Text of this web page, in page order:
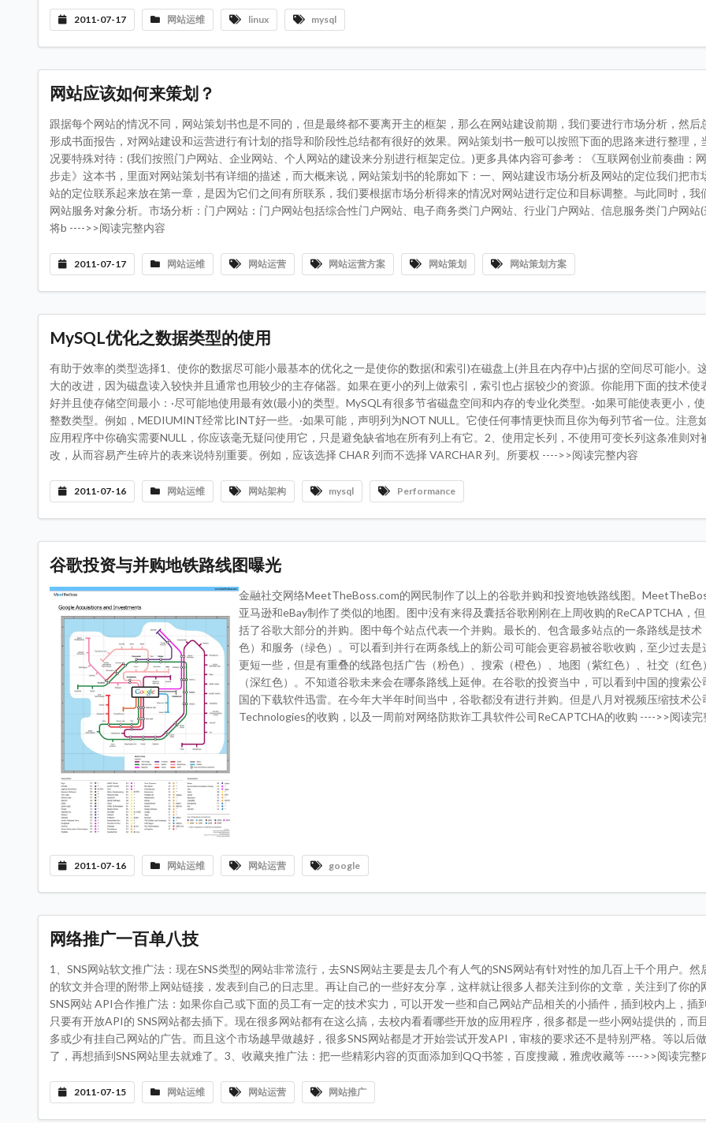
2011-07-17 网站运维 linux mysql
网站应该如何来策划？
跟据每个网站的情况不同，网站策划书也是不同的，但是最终都不要离开主的框架，那么在网站建设前期，我们要进行市场分析，然后
形成书面报告，对网站建设和运营进行有计划的指导和阶段性总结都有很好的效果。网站策划书一般可以按照下面的思路来进行整理，
况要特殊对待：(我们按照门户网站、企业网站、个人网站的建设来分别进行框架定位。)更多具体内容可参考：《互联网创业前奏曲：
步走》这本书，里面对网站策划书有详细的描述，而大概来说，网站策划书的轮廓如下：一、网站建设市场分析及网站的定位我们把市
站的定位联系起来放在第一章，是因为它们之间有所联系，我们要根据市场分析得来的情况对网站进行定位和目标调整。与此同时，我
网站服务对象分析。市场分析：门户网站：门户网站包括综合性门户网站、电子商务类门户网站、行业门户网站、信息服务类门户网站
将b ---->>阅读完整内容
2011-07-17 网站运维 网站运营 网站运营方案 网站策划 网站策划方案
MySQL优化之数据类型的使用
有助于效率的类型选择1、使你的数据尽可能小最基本的优化之一是使你的数据(和索引)在磁盘上(并且在内存中)占据的空间尽可能小。
大的改进，因为磁盘读入较快并且通常也用较少的主存储器。如果在更小的列上做索引，索引也占据较少的资源。你能用下面的技术使
好并且使存储空间最小：·尽可能地使用最有效(最小)的类型。MySQL有很多节省磁盘空间和内存的专业化类型。·如果可能使表更小，
整数类型。例如，MEDIUMINT经常比INT好一些。·如果可能，声明列为NOT NULL。它使任何事情更快而且你为每列节省一位。注意
应用程序中你确实需要NULL，你应该毫无疑问使用它，只是避免缺省地在所有列上有它。2、使用定长列，不使用可变长列这条准则对
改，从而容易产生碎片的表来说特别重要。例如，应该选择 CHAR 列而不选择 VARCHAR 列。所要权 ---->>阅读完整内容
2011-07-16 网站运维 网站架构 mysql Performance
谷歌投资与并购地铁路线图曝光
金融社交网络MeetTheBoss.com的网民制作了以上的谷歌并购和投资地铁路线图。
亚马逊和eBay制作了类似的地图。图中没有来得及囊括谷歌刚刚在上周收购的ReCAPTCHA，
括了谷歌大部分的并购。图中每个站点代表一个并购。最长的、包含最多站点的一条路线是技术
色）和服务（绿色）。可以看到并行在两条线上的新公司可能会更容易被谷歌收购，至少过去是
更短一些，但是有重叠的线路包括广告（粉色）、搜索（橙色）、地图（紫红色）、社交（红色
（深红色）。不知道谷歌未来会在哪条路线上延伸。在谷歌的投资当中，可以看到中国的搜索公
国的下载软件迅雷。在今年大半年时间当中，谷歌都没有进行并购。但是八月对视频压缩技术公
Technologies的收购，以及一周前对网络防欺诈工具软件公司ReCAPTCHA的收购 ---->>阅读完
2011-07-16 网站运维 网站运营 google
网络推广一百单八技
1、SNS网站软文推广法：现在SNS类型的网站非常流行，去SNS网站主要是去几个有人气的SNS网站有针对性的加几百上千个用户。然
的软文并合理的附带上网站链接，发表到自己的日志里。再让自己的一些好友分享，这样就让很多人都关注到你的文章，关注到了你的
SNS网站 API合作推广法：如果你自己或下面的员工有一定的技术实力，可以开发一些和自己网站产品相关的小插件，插到校内上，插
只要有开放API的 SNS网站都去插下。现在很多网站都有在这么搞，去校内看看哪些开放的应用程序，很多都是一些小网站提供的，而
多或少有挂自己网站的广告。而且这个市场越早做越好，很多SNS网站都是才开始尝试开发API，审核的要求还不是特别严格。等以后
了，再想插到SNS网站里去就难了。3、收藏夹推广法：把一些精彩内容的页面添加到QQ书签，百度搜藏，雅虎收藏等 ---->>阅读完整
2011-07-15 网站运维 网站运营 网站推广